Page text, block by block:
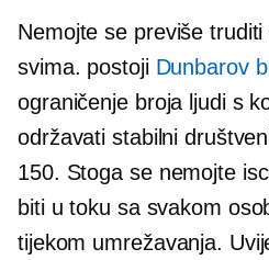
Nemojte se previše
svima. postoji Dunbarov
ograničenje broja ljudi s
održavati stabilni
150. Stoga se nemojte
biti u toku sa svakom
tijekom umrežavanja.